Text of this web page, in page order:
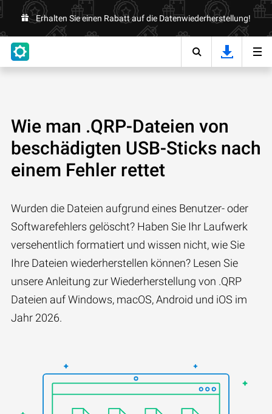
Erhalten Sie einen Rabatt auf die Datenwiederherstellung!
Wie man .QRP-Dateien von
beschädigten USB-Sticks nach
einem Fehler rettet
Wurden die Dateien aufgrund eines Benutzer- oder
Softwarefehlers gelöscht? Haben Sie Ihr Laufwerk
versehentlich formatiert und wissen nicht, wie Sie
Ihre Dateien wiederherstellen können? Lesen Sie
unsere Anleitung zur Wiederherstellung von .QRP
Dateien auf Windows, macOS, Android und iOS im
Jahr 2026.